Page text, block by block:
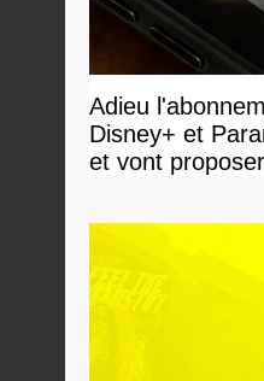
Adieu
Disney+ et
et vont